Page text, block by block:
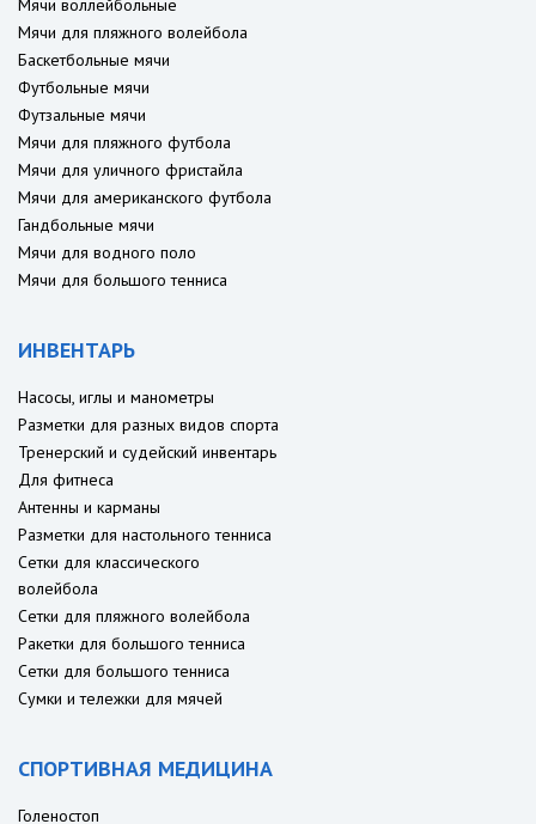
Мячи воллейбольные
Мячи для пляжного волейбола
Баскетбольные мячи
Футбольные мячи
Футзальные мячи
Мячи для пляжного футбола
Мячи для уличного фристайла
Мячи для американского футбола
Гандбольные мячи
Мячи для водного поло
Мячи для большого тенниса
ИНВЕНТАРЬ
Насосы, иглы и манометры
Разметки для разных видов спорта
Тренерский и судейский инвентарь
Для фитнеса
Антенны и карманы
Разметки для настольного тенниса
Сетки для классического
волейбола
Сетки для пляжного волейбола
Ракетки для большого тенниса
Сетки для большого тенниса
Сумки и тележки для мячей
СПОРТИВНАЯ МЕДИЦИНА
Голеностоп